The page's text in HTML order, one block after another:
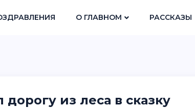
О ГЛАВНОМ РАССКАЗЫ
из леса в сказку